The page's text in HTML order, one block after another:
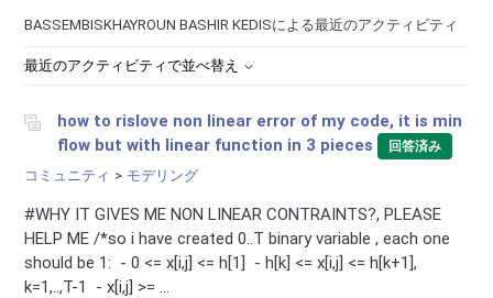
BASSEMBISKHAYROUN BASHIR KEDISによる最近のアクティビティ
最近のアクティビティで並べ替え
how to rislove non linear error of my code, it is min
flow but with linear function in 3 pieces
回答済み
コミュニティ モデリング
#WHY IT GIVES ME NON LINEAR CONTRAINTS?, PLEASE
HELP ME /*so i have created 0..T binary variable , each one
should be 1: - 0 <= x[i,j] <= h[1] - h[k] <= x[i,j] <= h[k+1],
k=1,..,T-1 - x[i,j] >= ...